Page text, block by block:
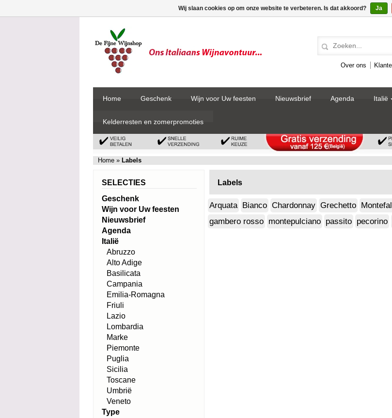
Over ons
Home Geschenk Wijn voor Uw feesten Nieuwsbrief Agenda Italië
Kelderresten en zomerpromoties
Home » Labels
Labels
Arquata Bianco Chardonnay Grechetto
gambero rosso montepulciano passito pecorino
SELECTIES
Geschenk
Wijn voor Uw feesten
Nieuwsbrief
Agenda
Italië
Abruzzo
Alto Adige
Basilicata
Campania
Emilia-Romagna
Friuli
Lazio
Lombardia
Marke
Piemonte
Puglia
Sicilia
Toscane
Umbrië
Veneto
Type
Wij slaan cookies op om onze website te verbeteren. Is dat akkoord? Ja